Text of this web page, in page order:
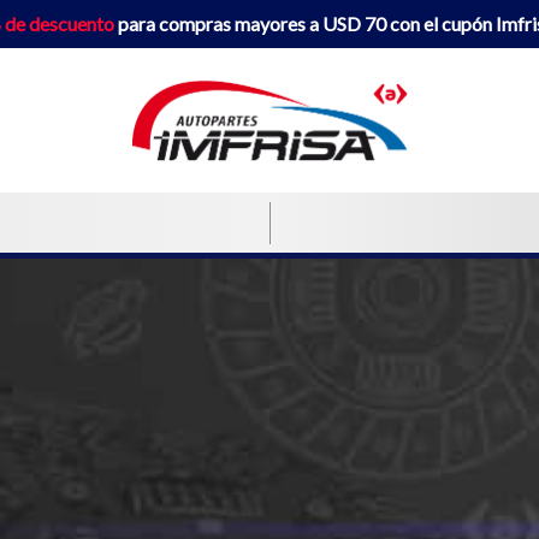
de descuentopara compras mayores a USD 70 con el cupón